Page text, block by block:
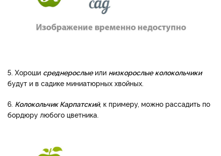
5. Хороши среднерослыеили низкорослые колокольчики
будут и в садике миниатюрных хвойных.
6. Колокольчик Карпатский, к примеру, можно рассадить по
бордюру любого цветника.